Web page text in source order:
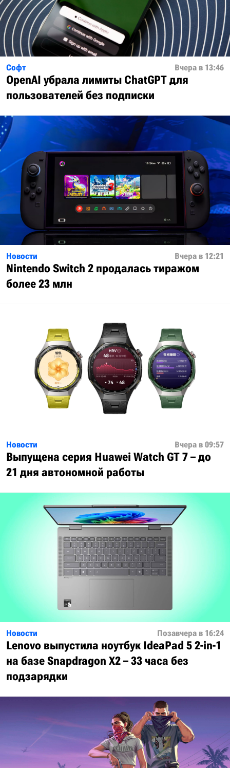
Софт Вчера в 13:46
OpenAI убрала лимиты ChatGPT для
пользователей без подписки
Новости Вчера в 12:21
Nintendo Switch 2 продалась тиражом
более 23 млн
Новости Вчера в 09:57
Выпущена серия Huawei Watch GT 7 – до
21 дня автономной работы
Новости Позавчера в 16:24
Lenovo выпустила ноутбук IdeaPad 5 2-in-1
на базе Snapdragon X2 – 33 часа без
подзарядки